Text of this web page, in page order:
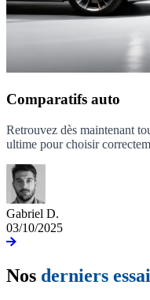
Comparatifs auto
Retrouvez dès maintenant
ultime pour choisir
Gabriel D.
03/10/2025
Nos derniers